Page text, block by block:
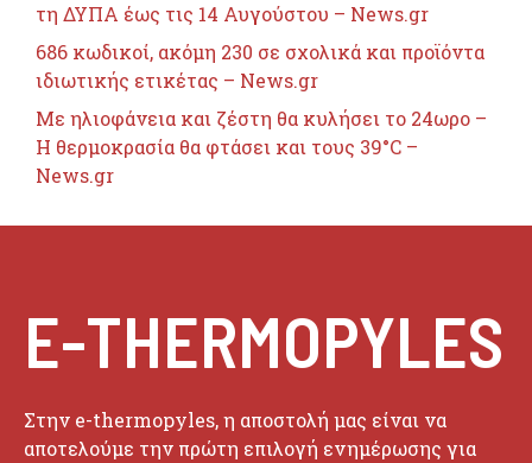
τη ΔΥΠΑ έως τις 14 Αυγούστου – News.gr
686 κωδικοί, ακόμη 230 σε σχολικά και προϊόντα
ιδιωτικής ετικέτας – News.gr
Με ηλιοφάνεια και ζέστη θα κυλήσει το 24ωρο –
Η θερμοκρασία θα φτάσει και τους 39°C –
News.gr
E-THERMOPYLES
Στην e-thermopyles, η αποστολή μας είναι να
αποτελούμε την πρώτη επιλογή ενημέρωσης για